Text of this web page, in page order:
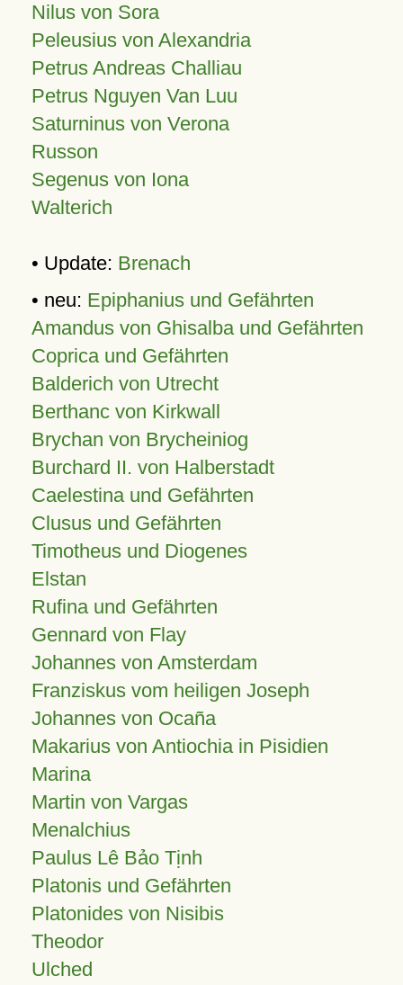
Nilus von Sora
Peleusius von Alexandria
Petrus Andreas Challiau
Petrus Nguyen Van Luu
Saturninus von Verona
Russon
Segenus von Iona
Walterich
• Update: Brenach
• neu: Epiphanius und Gefährten
Amandus von Ghisalba und Gefährten
Coprica und Gefährten
Balderich von Utrecht
Berthanc von Kirkwall
Brychan von Brycheiniog
Burchard II. von Halberstadt
Caelestina und Gefährten
Clusus und Gefährten
Timotheus und Diogenes
Elstan
Rufina und Gefährten
Gennard von Flay
Johannes von Amsterdam
Franziskus vom heiligen Joseph
Johannes von Ocaña
Makarius von Antiochia in Pisidien
Marina
Martin von Vargas
Menalchius
Paulus Lê Bảo Tịnh
Platonis und Gefährten
Platonides von Nisibis
Theodor
Ulched